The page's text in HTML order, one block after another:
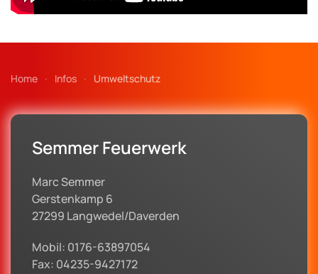
Home Infos Umweltschutz
Semmer Feuerwerk
Marc Semmer
Gerstenkamp 6
27299 Langwedel/Daverden
Mobil: 0176-63897054
Fax: 04235-9427172